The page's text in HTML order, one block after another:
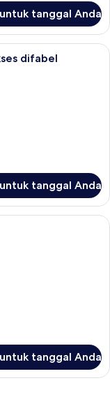
tanggal Anda
difabel
tanggal Anda
tanggal Anda